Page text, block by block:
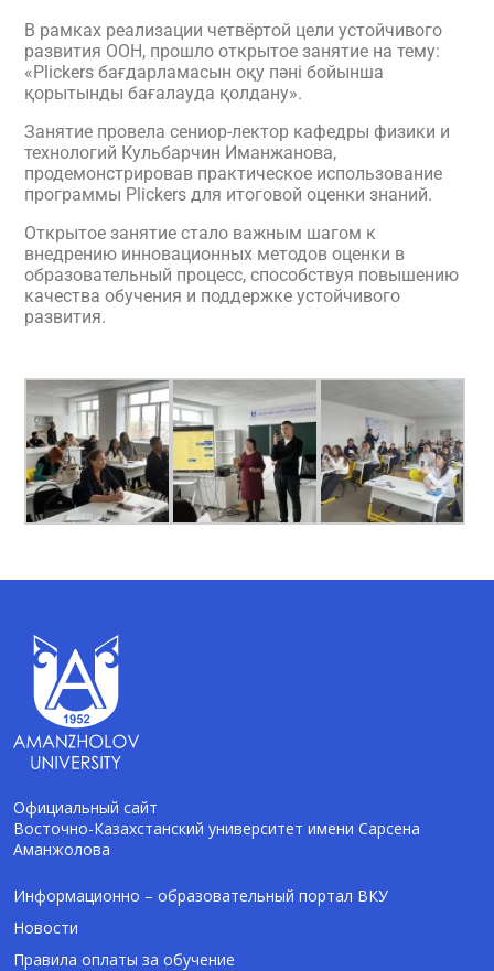
В рамках реализации четвёртой цели устойчивого
развития ООН, прошло открытое занятие на тему:
«Plickers бағдарламасын оқу пәні бойынша
қорытынды бағалауда қолдану».
Занятие провела сениор-лектор кафедры физики и
технологий Кульбарчин Иманжанова,
продемонстрировав практическое использование
программы Plickers для итоговой оценки знаний.
Открытое занятие стало важным шагом к
внедрению инновационных методов оценки в
образовательный процесс, способствуя повышению
качества обучения и поддержке устойчивого
развития.
Официальный сайт
Восточно-Казахстанский университет имени Сарсена
Аманжолова
Информационно – образовательный портал ВКУ
Новости
Правила оплаты за обучение
Помощник Amanzholov University
Здравствуйте! Я AI-Talapker — помощник